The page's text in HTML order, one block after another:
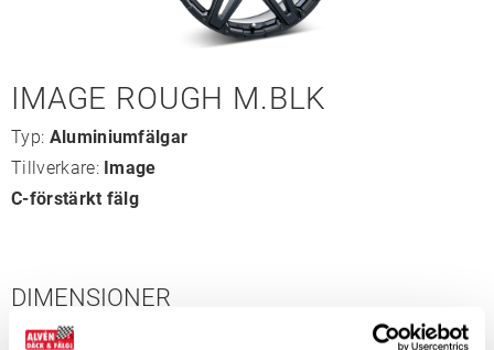
IMAGE ROUGH M.BLK
Typ: Aluminiumfälgar
Tillverkare: Image
C-förstärkt fälg
DIMENSIONER
Tum 20”